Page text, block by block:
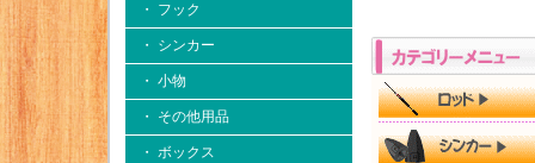
・ フック
・ シンカー
・ 小物
・ その他用品
・ ボックス